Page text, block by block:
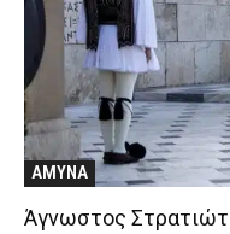
ΑΜΥΝΑ
Άγνωστος